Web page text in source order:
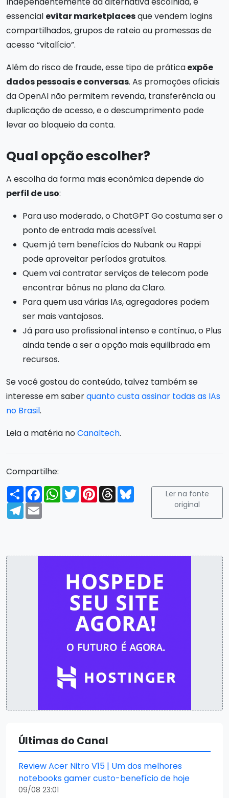
essencial evitar marketplacesque vendem logins
compartilhados, grupos de rateio ou promessas de
acesso “vitalício”.
Além do risco de fraude, esse tipo de práticaexpõe
dados pessoais e conversas. As promoções oficiais
da OpenAI não permitem revenda, transferência ou
duplicação de acesso, e o descumprimento pode
levar ao bloqueio da conta.
Qual opção escolher?
A escolha da forma mais econômica depende do
perfil de uso:
Para uso moderado, o ChatGPT Go costuma ser o
ponto de entrada mais acessível.
Quem já tem benefícios do Nubank ou Rappi
pode aproveitar períodos gratuitos.
Quem vai contratar serviços de telecom pode
encontrar bônus no plano da Claro.
Para quem usa várias IAs, agregadores podem
ser mais vantajosos.
Já para uso profissional intenso e contínuo, o Plus
ainda tende a ser a opção mais equilibrada em
recursos.
Se você gostou do conteúdo, talvez também se
interesse em saberquanto custa assinar todas as IAs
no Brasil.
Leia a matéria noCanaltech.
Compartilhe:
Compartilhar
FacebookWhatsApp
TwitterPinterest
ThreadsBluesky
Telegram
Email
Ler na fonte
original
Últimas do Canal
Review Acer Nitro V15 | Um dos melhores
notebooks gamer custo-benefício de hoje
09/08 23:01